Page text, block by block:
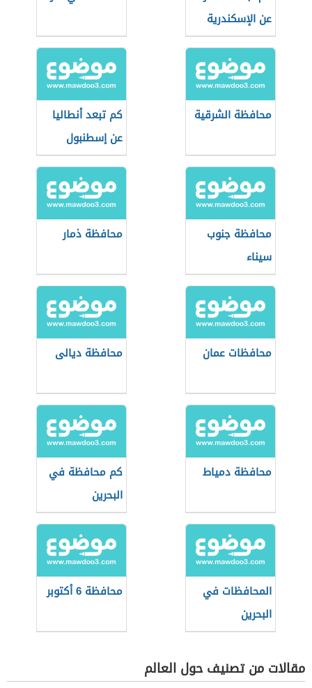
عن الإسكندرية
محافظة الشرقية
كم تبعد أنطاليا
عن إسطنبول
محافظة جنوب
سيناء
محافظة ذمار
محافظات عمان محافظة ديالى
محافظة دمياط
كم محافظة في
البحرين
المحافظات في
البحرين
محافظة 6 أكتوبر
مقالات من تصنيف حول العالم